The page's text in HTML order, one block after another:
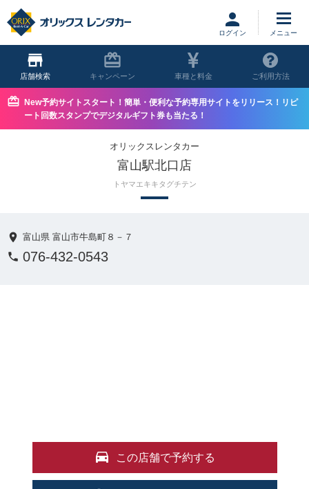
ログイン
店舗 キャンペーン 車種と料金 ご利用方法
New予約サイトスタート！簡単・便利な予約専用サイトをリリース！リピ
ート回数スタンプでデジタルギフト券も当たる！
オリックスレンタカー
富山駅北口店
トヤマエキキタグチテン
富山県 富山市牛島町８－７
076-432-0543
この店舗で予約する